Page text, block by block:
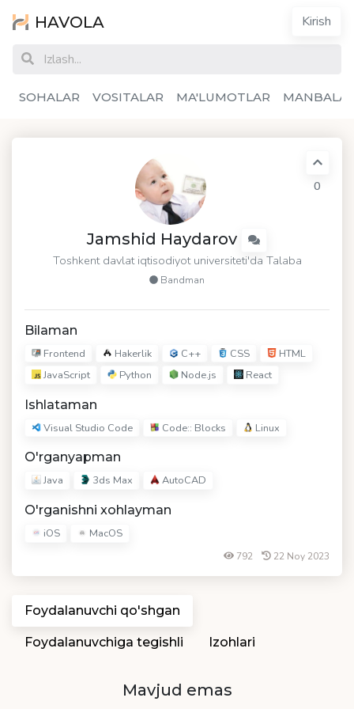
HAVOLA Kirish
SOHALAR VOSITALAR MA'LUMOTLAR
Jamshid Haydarov
Toshkent davlat iqtisodiyot universiteti'da Talaba
Bandman
0
Bilaman
Frontend Hakerlik C++ CSS
HTML
JavaScript
Python Node.js React
Ishlataman
Visual Studio Code Code:: Blocks Linux
O'rganyapman
Java 3ds Max AutoCAD
O'rganishni xohlayman
iOS MacOS
792 22 Noy 2023
Foydalanuvchi qo'shgan
Foydalanuvchiga tegishli Izohlari
Mavjud emas